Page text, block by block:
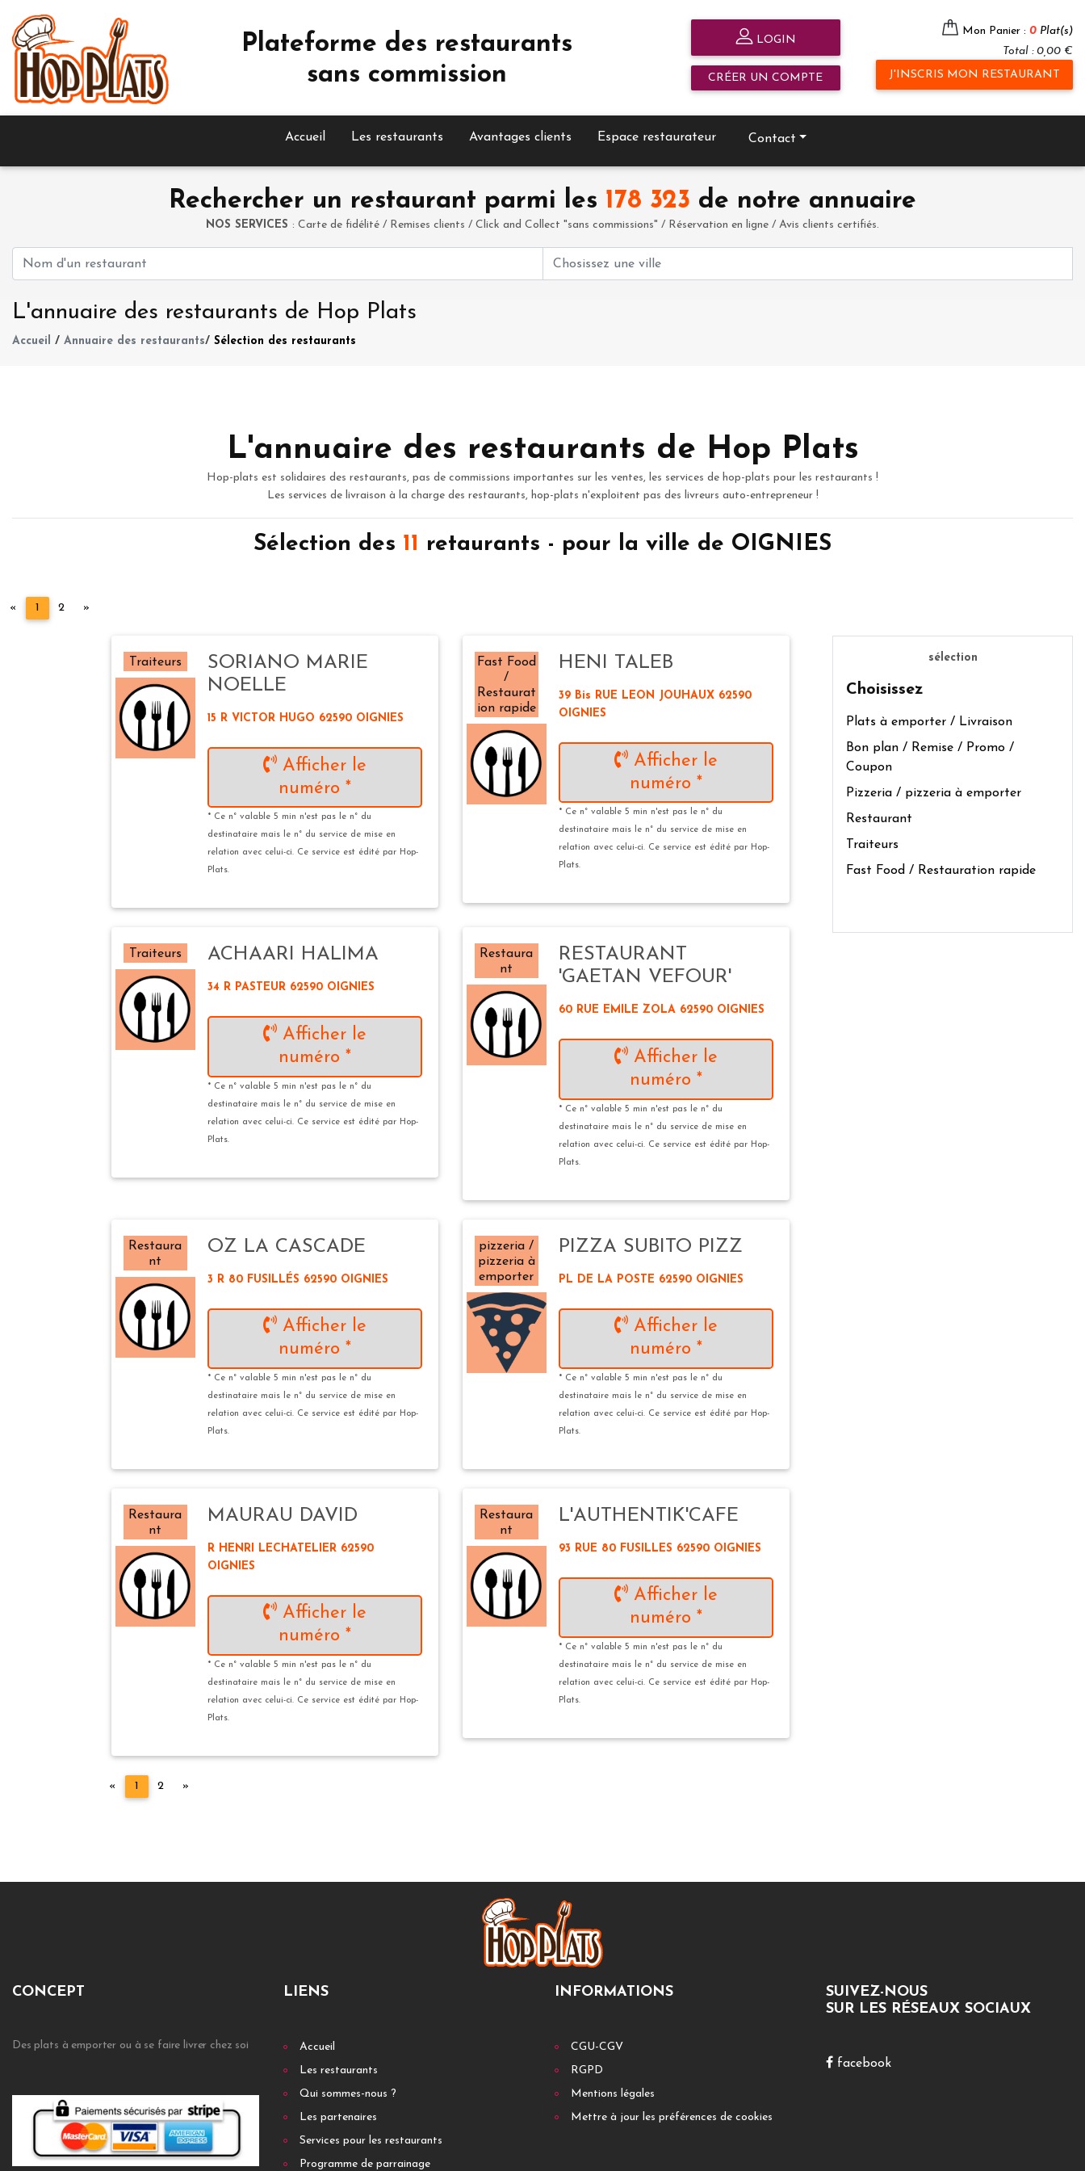
Plateforme des restaurants
sans commission
LOGIN
CRÉER UN COMPTE
Mon Panier : 0 Plat(s)
Total : 0,00 €
J'INSCRIS MON RESTAURANT
Accueil Les restaurants Avantages clients Espace restaurateur Contact
Rechercher un restaurant parmi les 178 323 de notre annuaire
NOS SERVICES : Carte de fidélité / Remises clients / Click and Collect "sans commissions" / Réservation en ligne / Avis clients certifiés.
L'annuaire des restaurants de Hop Plats
Accueil / Annuaire des restaurants/ Sélection des restaurants
L'annuaire des restaurants de Hop Plats
Hop-plats est solidaires des restaurants, pas de commissions importantes sur les ventes, les services de hop-plats pour les restaurants !
Les services de livraison à la charge des restaurants, hop-plats n'exploitent pas des livreurs auto-entrepreneur !
Sélection des 11 retaurants - pour la ville de OIGNIES
« Précédent
1 2 »
Traiteurs
SORIANO MARIE
NOELLE
15 R VICTOR HUGO 62590 OIGNIES
Afficher le
numéro *
* Ce n° valable 5 min n'est pas le n° du
destinataire mais le n° du service de mise en
relation avec celui-ci. Ce service est édité par Hop-
Plats.
Fast Food
/
Restaurat
ion rapide
HENI TALEB
39 Bis RUE LEON JOUHAUX 62590
OIGNIES
Afficher le
numéro *
* Ce n° valable 5 min n'est pas le n° du
destinataire mais le n° du service de mise en
relation avec celui-ci. Ce service est édité par Hop-
Plats.
Traiteurs ACHAARI HALIMA
34 R PASTEUR 62590 OIGNIES
Afficher le
numéro *
* Ce n° valable 5 min n'est pas le n° du
destinataire mais le n° du service de mise en
relation avec celui-ci. Ce service est édité par Hop-
Plats.
Restaura
nt
RESTAURANT
'GAETAN VEFOUR'
60 RUE EMILE ZOLA 62590 OIGNIES
Afficher le
numéro *
* Ce n° valable 5 min n'est pas le n° du
destinataire mais le n° du service de mise en
relation avec celui-ci. Ce service est édité par Hop-
Plats.
Restaura
nt
OZ LA CASCADE
3 R 80 FUSILLÉS 62590 OIGNIES
Afficher le
numéro *
* Ce n° valable 5 min n'est pas le n° du
destinataire mais le n° du service de mise en
relation avec celui-ci. Ce service est édité par Hop-
Plats.
pizzeria /
pizzeria à
emporter
PIZZA SUBITO PIZZ
PL DE LA POSTE 62590 OIGNIES
Afficher le
numéro *
* Ce n° valable 5 min n'est pas le n° du
destinataire mais le n° du service de mise en
relation avec celui-ci. Ce service est édité par Hop-
Plats.
Restaura
nt
MAURAU DAVID
R HENRI LECHATELIER 62590
OIGNIES
Afficher le
numéro *
* Ce n° valable 5 min n'est pas le n° du
destinataire mais le n° du service de mise en
relation avec celui-ci. Ce service est édité par Hop-
Plats.
Restaura
nt
L'AUTHENTIK'CAFE
93 RUE 80 FUSILLES 62590 OIGNIES
Afficher le
numéro *
* Ce n° valable 5 min n'est pas le n° du
destinataire mais le n° du service de mise en
relation avec celui-ci. Ce service est édité par Hop-
Plats.
« Précédent
1 2 »
sélection
Choisissez
Plats à emporter / Livraison
Bon plan / Remise / Promo /
Coupon
Pizzeria / pizzeria à emporter
Restaurant
Traiteurs
Fast Food / Restauration rapide
CONCEPT
Des plats à emporter ou à se faire livrer chez soi
LIENS
Accueil
Les restaurants
Qui sommes-nous ?
Les partenaires
Services pour les restaurants
Programme de parrainage
INFORMATIONS
CGU-CGV
RGPD
Mentions légales
Mettre à jour les préférences de cookies
SUIVEZ-NOUS
SUR LES RÉSEAUX SOCIAUX
facebook